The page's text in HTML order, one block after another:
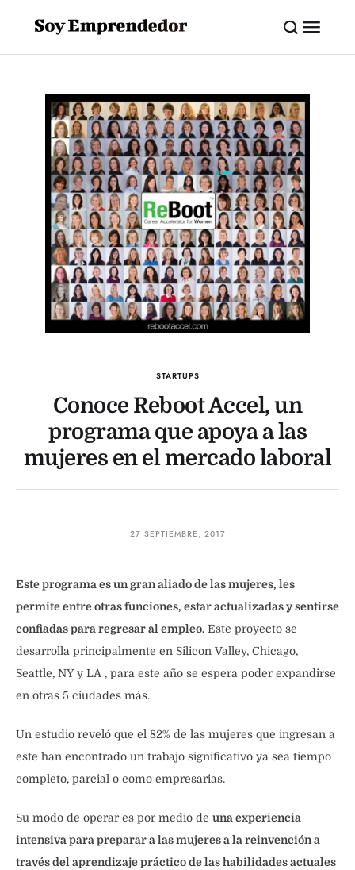
STARTUPS
Conoce Reboot Accel, un
programa que apoya a las
mujeres en el mercado laboral
27 SEPTIEMBRE, 2017
Este programa es un gran aliado de las mujeres, les
permite entre otras funciones, estar actualizadas y sentirse
confiadas para regresar al empleo. Este proyecto se
desarrolla principalmente en Silicon Valley, Chicago,
Seattle, NY y LA , para este año se espera poder expandirse
en otras 5 ciudades más.
Un estudio reveló que el 82% de las mujeres que ingresan a
este han encontrado un trabajo significativo ya sea tiempo
completo, parcial o como empresarias.
Su modo de operar es por medio de una experiencia
intensiva para preparar a las mujeres a la reinvención a
través del aprendizaje práctico de las habilidades actuales